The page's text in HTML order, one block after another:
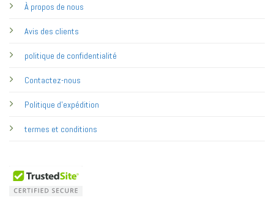
À propos de nous
Avis des clients
politique de confidentialité
Contactez-nous
Politique d'expédition
termes et conditions